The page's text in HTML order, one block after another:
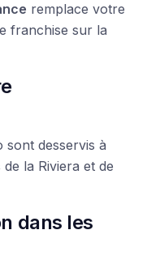
remplace votre
franchise sur la
sont desservis à
la Riviera et de
dans les